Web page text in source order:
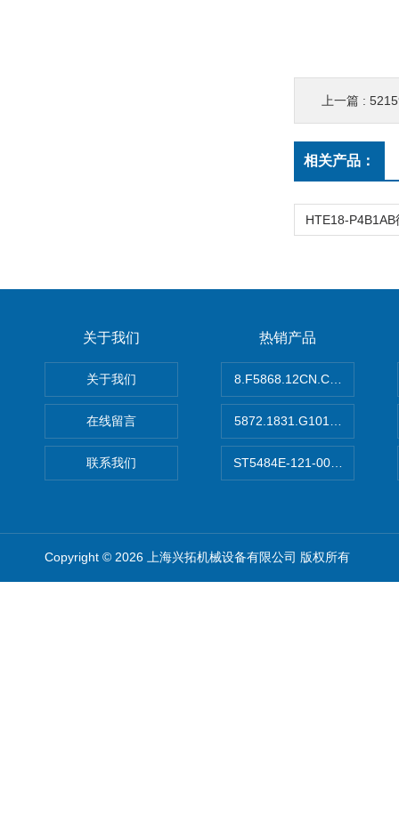
上一篇 :
相关产品：
关于我们
关于我们
在线留言
联系我们
热销产品
8.F5868.12CN.C122德国
5872.1831.G101德国库伯勒
ST5484E-121-0032-00美国
Copyright © 2026 上海兴拓机械设备有限公司 版权所有